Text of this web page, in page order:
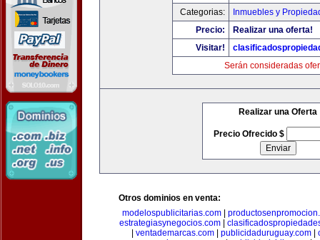
Categorias:
Inmuebles y
Precio:
Realizar una oferta!
Visitar!
Serán consideradas
Realizar una Oferta
Precio Ofrecido $
Otros dominios en venta:
modelospublicitarias.com
estrategiasynegocios.com|
ventademarcas.com publicidaduruguay.com